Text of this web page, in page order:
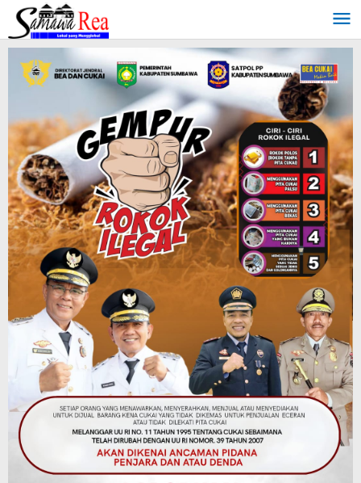
Lewati
konten